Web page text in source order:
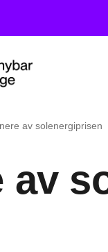
av solenergiprisen
av